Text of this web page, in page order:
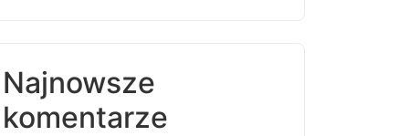
Najnowsze
komentarze